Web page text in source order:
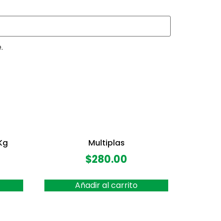
Multiplas
$280.00
Añadir al carrito